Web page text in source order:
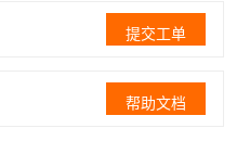
提交工单
帮助文档